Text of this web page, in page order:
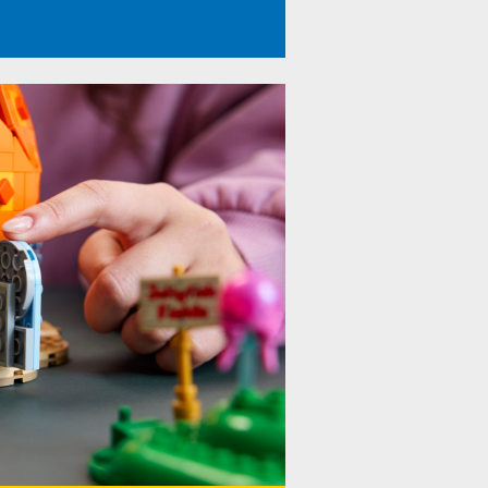
Global Digital Women
Nordrhein-Westfalen
PET
Bilanz 2021
Cybermobbing
Online
frühkindliche Entwicklung
Kinder im Netz